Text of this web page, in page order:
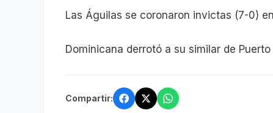
Las Águilas se coronaron invictas (7-0)
Dominicana derrotó a su similar de
Compartir: